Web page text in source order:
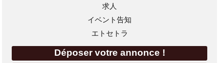
求人
イベント告知
エトセトラ
Déposer votre annonce !